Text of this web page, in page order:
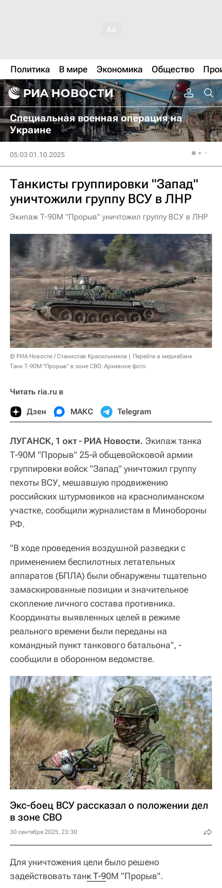
Политика В мире Экономика Общество
Специальная военная операция на
Украине
05:03 01.10.2025
Танкисты группировки "Запад"
уничтожили группу ВСУ в ЛНР
Экипаж Т-90М "Прорыв" уничтожил группу ВСУ в ЛНР
© РИА Новости / Станислав Красильников
Перейти в медиабанк
Танк Т-90М "Прорыв" в зоне СВО. Архивное фото
Читать ria.ru в
Дзен МАКС Telegram
ЛУГАНСК, 1 окт - РИА Новости. Экипаж танка
Т-90М "Прорыв" 25-й общевойсковой армии
группировки войск "Запад" уничтожил группу
пехоты ВСУ, мешавшую продвижению
российских штурмовиков на краснолиманском
участке, сообщили журналистам в Минобороны
РФ.
"В ходе проведения воздушной разведки с
применением беспилотных летательных
аппаратов (БПЛА) были обнаружены тщательно
замаскированные позиции и значительное
скопление личного состава противника.
Координаты выявленных целей в режиме
реального времени были переданы на
командный пункт танкового батальона", -
сообщили в оборонном ведомстве.
Экс-боец ВСУ рассказал о положении дел
в зоне СВО
30 сентября 2025, 23:30
Для уничтожения цели было решено
задействовать танк Т-90М "Прорыв".